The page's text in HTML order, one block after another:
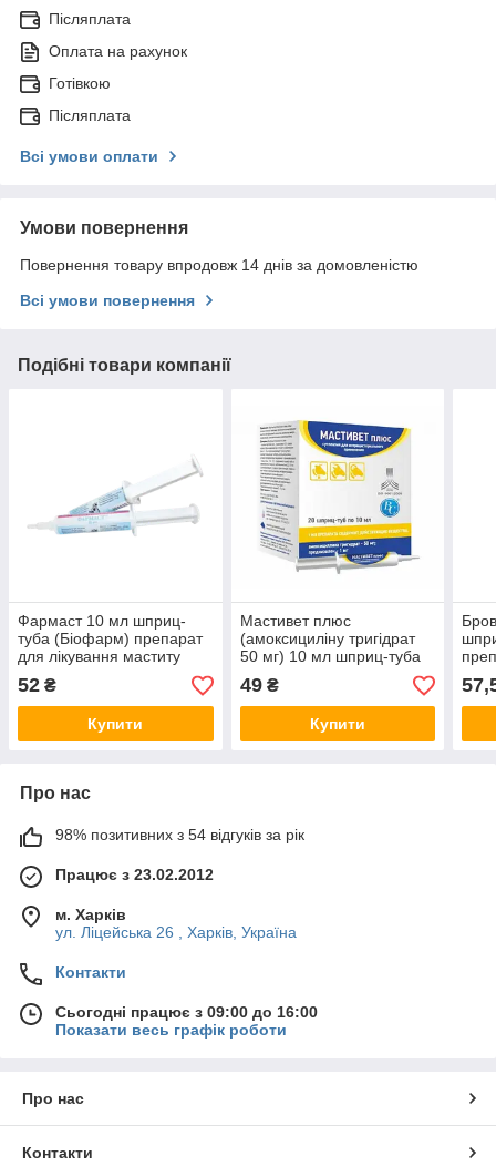
Післяплата
Оплата на рахунок
Готівкою
Післяплата
Всі умови оплати
Умови повернення
Повернення товару впродовж 14 днів за домовленістю
Всі умови повернення
Подібні товари компанії
Фармаст 10 мл шприц-
туба (Біофарм) препарат
для лікування маститу
52 ₴
Купити
Мастивет плюс
(амоксициліну тригідрат
50 мг) 10 мл шприц-туба
препарат для лікування
маститу в корів
49₴
Купити
Про нас
98% позитивних з 54 відгуків за рік
Працює з 23.02.2012
м. Харків
ул. Ліцейська 26 , Харків, Україна
Контакти
Сьогодні працює з 09:00 до 16:00
Показати весь графік роботи
Про нас
Контакти